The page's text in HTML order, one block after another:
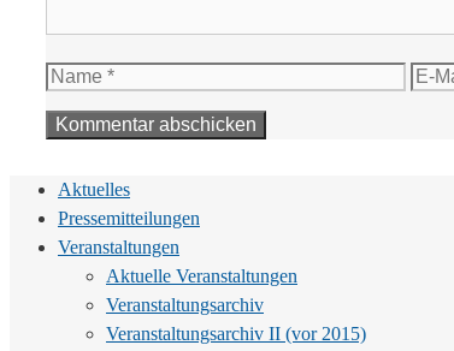
Name
E-
Aktuelles
Pressemitteilungen
Veranstaltungen
Aktuelle Veranstaltungen
Veranstaltungsarchiv
Veranstaltungsarchiv II (vor 2015)